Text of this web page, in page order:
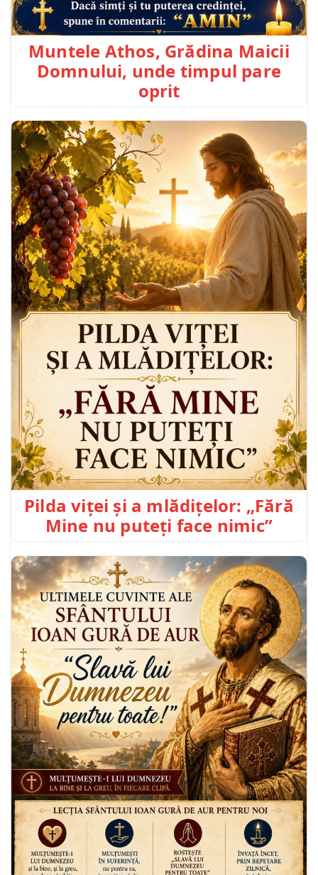
Muntele Athos, Grădina Maicii
Domnului, unde timpul pare
oprit
Pilda viței și a mlădițelor: „Fără
Mine nu puteți face nimic”